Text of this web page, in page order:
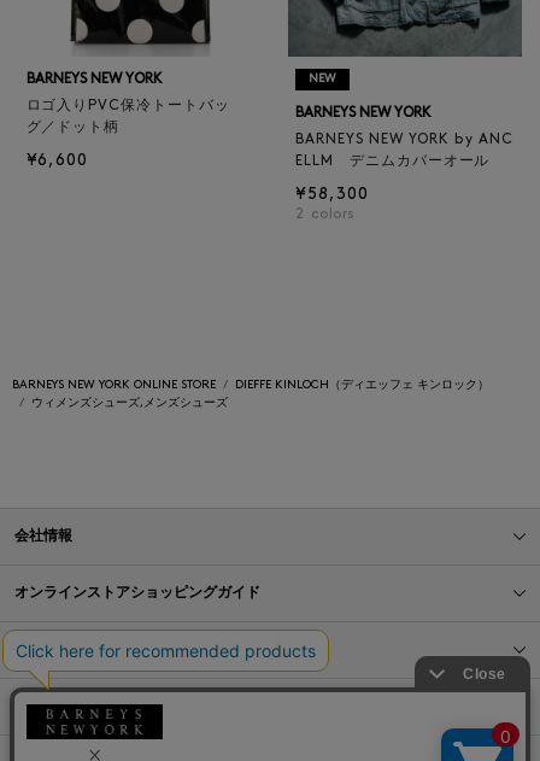
BARNEYS NEW YORK
ロゴ入りPVC保冷トートバッ
グ／ドット柄
¥6,600
NEW
BARNEYS NEW YORK
BARNEYS NEW YORK by ANC
ELLM デニムカバーオール
¥58,300
2 colors
BARNEYS NEW YORK ONLINE STORE
DIEFFE KINLOCH（ディエッフェ キンロック）
ウィメンズシューズ,メンズシューズ
会社情報
オンラインストアショッピングガイド
店舗情報
サービス